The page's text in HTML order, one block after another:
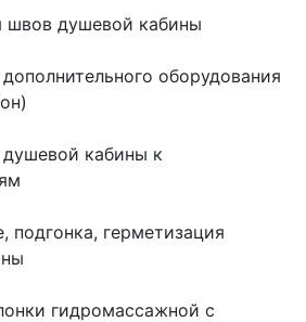
швов душевой кабины
оборудования
кабины к
подгонка, герметизация
гидромассажной с